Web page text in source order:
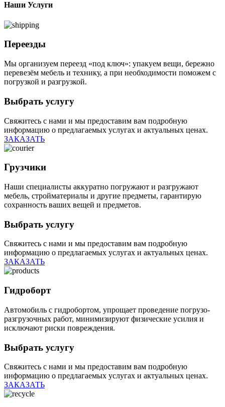
Наши Услуги
Переезды
Мы организуем переезд «под ключ»: упакуем вещи, бережно
перевезём мебель и технику, а при необходимости поможем с
погрузкой и разгрузкой.
Выбрать услугу
Свяжитесь с нами и мы предоставим вам подробную
информацию о предлагаемых услугах и актуальных ценах.
ЗАКАЗАТЬ
Грузчики
Наши специалисты аккуратно погружают и разгружают
мебель, стройматериалы и другие предметы, гарантирую
сохранность ваших вещей и предметов.
Выбрать услугу
Свяжитесь с нами и мы предоставим вам подробную
информацию о предлагаемых услугах и актуальных ценах.
ЗАКАЗАТЬ
Гидроборт
Автомобиль с гидробортом, упрощает проведение погрузо-
разгрузочных работ, минимизируют физические усилия и
исключают риски повреждения.
Выбрать услугу
Свяжитесь с нами и мы предоставим вам подробную
информацию о предлагаемых услугах и актуальных ценах.
ЗАКАЗАТЬ